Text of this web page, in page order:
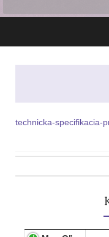
technicka-specifikacia-
navigation